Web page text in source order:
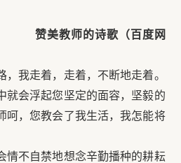
诗歌（百度网
，我走着，走着，不断地走着。
就会浮起您坚定的面容，坚毅的
呵，您教会了我生活，我怎能将
情不自禁地想念辛勤播种的耕耘